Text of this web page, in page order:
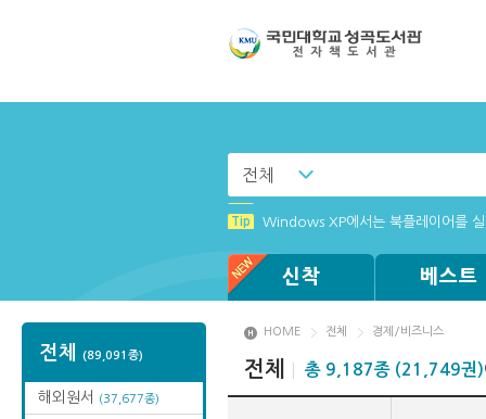
전체
Tip Windows XP에서는 북플레이어를
신착 베스트
전체 (89,091종)
해외원서 (37,677종)
HOME 전체 경제/비즈니스
전체 총 9,187종 (21,749권)